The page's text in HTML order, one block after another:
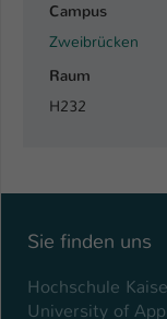
Campus
Zweibrücken
Raum
H232
Sie finden uns
Hochschule
University of